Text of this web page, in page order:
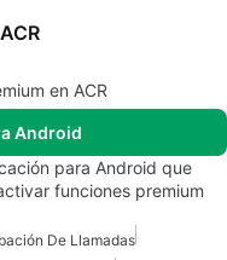
en ACR
Android
para Android que
funciones premium
De Llamadas